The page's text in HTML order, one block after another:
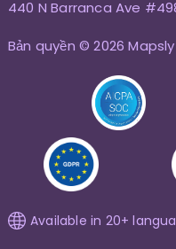
440 N Barranca Ave
Bản quyền © 2026 Mapsly
Available in 20+